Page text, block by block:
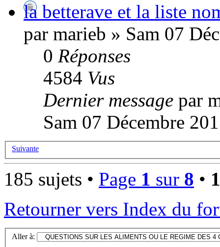
la betterave et la liste
par marieb » Sam 07
0 Réponses
4584 Vus
Dernier message par
Sam 07 Décembre
Suivante
185 sujets • Page 1 sur 8 • 1
Retourner vers Index du
Aller à: